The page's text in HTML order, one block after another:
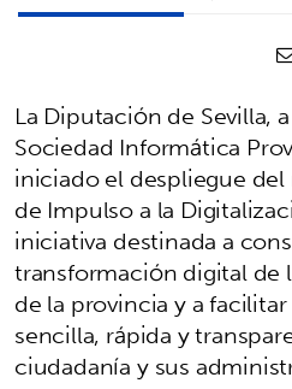
La Diputación de Sevilla,
Sociedad Informática
iniciado el despliegue
de Impulso a la
iniciativa destinada a
transformación digital de
de la provincia y a
sencilla, rápida y
ciudadanía y sus